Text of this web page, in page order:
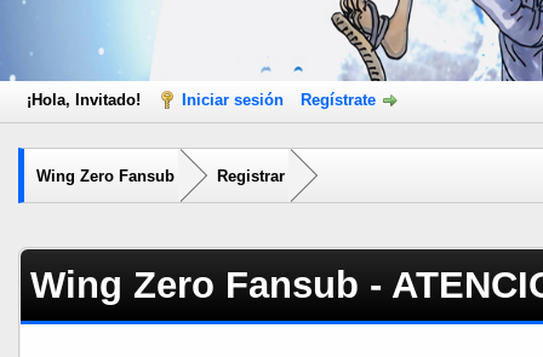
¡Hola, Invitado! Iniciar sesión Regístrate
Wing Zero Fansub Registrar
Wing Zero Fansub -